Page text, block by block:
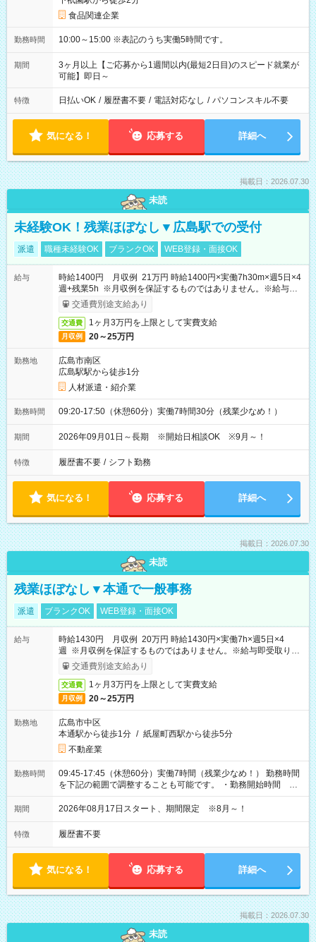
食品関連企業
勤務時間 10:00～15:00 ※表記のうち実働5時間です。
期間
3ヶ月以上【ご応募から1週間以内(最短2日目)のスピード就業が
可能】即日～
特徴 日払いOK / 履歴書不要 / 電話対応なし / パソコンスキル不要
気になる！ 応募する 詳細へ
掲載日：2026.07.30
未読
未経験OK！残業ほぼなし▼広島駅での受付
派遣 職種未経験OK ブランクOK WEB登録・面接OK
給与
時給1400円 月収例 21万円 時給1400円×実働7h30m×週5日×4
週+残業5h ※月収例を保証するものではありません。※給与即
受取りサービス利用可（利用条件有）
交通費別途支給あり
交通費 1ヶ月3万円を上限として実費支給
月収例 20～25万円
勤務地
広島市南区
広島駅駅から徒歩1分
人材派遣・紹介業
勤務時間 09:20-17:50（休憩60分）実働7時間30分（残業少なめ！）
期間 2026年09月01日～長期 ※開始日相談OK ※9月～！
特徴 履歴書不要 / シフト勤務
気になる！ 応募する 詳細へ
掲載日：2026.07.30
未読
残業ほぼなし▼本通で一般事務
派遣 ブランクOK WEB登録・面接OK
給与
時給1430円 月収例 20万円 時給1430円×実働7h×週5日×4
週 ※月収例を保証するものではありません。※給与即受取りサ
ービス利用可（利用条件有）
交通費別途支給あり
交通費 1ヶ月3万円を上限として実費支給
月収例 20～25万円
勤務地
広島市中区
本通駅から徒歩1分 / 紙屋町西駅から徒歩5分
不動産業
勤務時間
09:45-17:45（休憩60分）実働7時間（残業少なめ！） 勤務時間
を下記の範囲で調整することも可能です。 ・勤務開始時間
09:45～12:30 ・勤務終了時間 15:45～18:30 ・実働 05:00～
07:45
期間 2026年08月17日スタート、期間限定 ※8月～！
特徴 履歴書不要
気になる！ 応募する 詳細へ
掲載日：2026.07.30
未読